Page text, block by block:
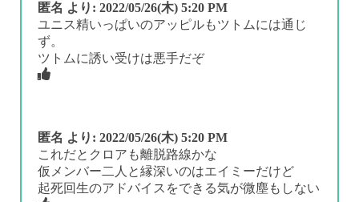
匿名 より: 2022/05/26(木) 5:20 PM
ユニス精いっぱいのアッピルもツトムには通じ
ず。
ツトムに誘い受けは悪手だぞ
匿名 より: 2022/05/26(木) 5:20 PM
これだとクロアも離脱路線かな
仮メンバー二人と縁深いのはエイミーだけど
起死回生のアドバイスをできる気が微塵もしない